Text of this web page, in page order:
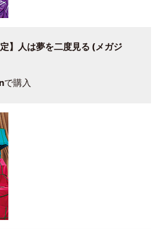
】人は夢を二度見る (メガジ
で購入